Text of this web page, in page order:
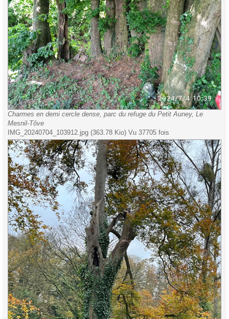
Charmes en demi cercle dense, parc du refuge du Petit Auney, Le
Mesnil-Tôve
IMG_20240704_103912.jpg (363.78 Kio) Vu 37705 fois